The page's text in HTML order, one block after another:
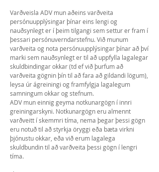
Varðveisla ADV mun aðeins varðveita
persónuupplýsingar þínar eins lengi og
nauðsynlegt er í þeim tilgangi sem settur er fram í
þessari persónuverndarstefnu. Við munum
varðveita og nota persónuupplýsingar þínar að því
marki sem nauðsynlegt er til að uppfylla lagalegar
skuldbindingar okkar (td ef við þurfum að
varðveita gögnin þín til að fara að gildandi lögum),
leysa úr ágreiningi og framfylgja lagalegum
samningum okkar og stefnum.
ADV mun einnig geyma notkunargögn í innri
greiningarskyni. Notkunargögn eru almennt
varðveitt í skemmri tíma, nema þegar þessi gögn
eru notuð til að styrkja öryggi eða bæta virkni
þjónustu okkar, eða við erum lagalega
skuldbundin til að varðveita þessi gögn í lengri
tíma.